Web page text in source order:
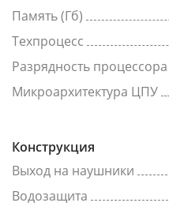
Память (Гб)
Техпроцесс
Разрядность процессора
Микроархитектура ЦПУ
Конструкция
Выход на наушники
Водозащита